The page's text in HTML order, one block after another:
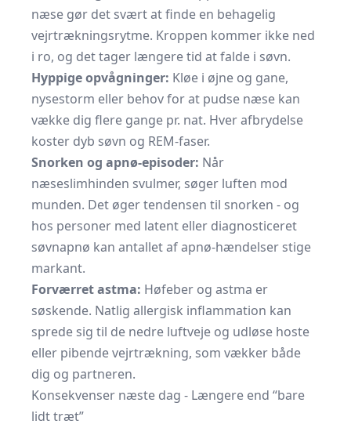
næse gør det svært at finde en behagelig
vejrtræknings­rytme. Kroppen kommer ikke ned
i ro, og det tager længere tid at falde i søvn.
Hyppige opvågninger: Kløe i øjne og gane,
nysestorm eller behov for at pudse næse kan
vække dig flere gange pr. nat. Hver afbrydelse
koster dyb søvn og REM-faser.
Snorken og apnø-episoder: Når
næseslimhinden svulmer, søger luften mod
munden. Det øger tendensen til snorken - og
hos personer med latent eller diagnosticeret
søvnapnø kan antallet af apnø-hændelser stige
markant.
Forværret astma: Høfeber og astma er
søskende. Natlig allergisk inflammation kan
sprede sig til de nedre luftveje og udløse hoste
eller pibende vejrtrækning, som vækker både
dig og partneren.
Konsekvenser næste dag - Længere end “bare
lidt træt”